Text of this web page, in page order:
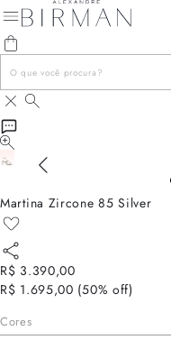
Martina Zircone 85 Silver
R$ 3.390,00
R$ 1.695,00 (50% off)
Cores